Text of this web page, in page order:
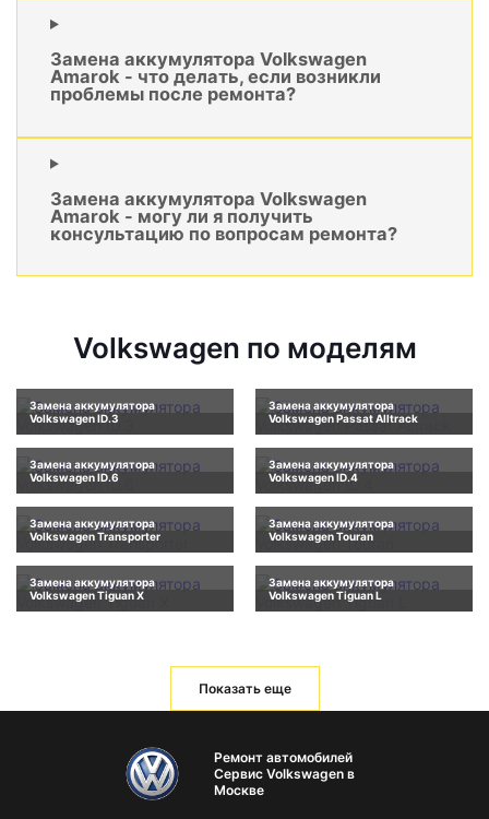
Замена аккумулятора Volkswagen
Amarok - что делать, если возникли
проблемы после ремонта?
Замена аккумулятора Volkswagen
Amarok - могу ли я получить
консультацию по вопросам ремонта?
Volkswagen по моделям
Замена аккумулятора
Volkswagen ID.3
Замена аккумулятора
Volkswagen Passat Alltrack
Замена аккумулятора
Volkswagen ID.6
Замена аккумулятора
Volkswagen ID.4
Замена аккумулятора
Volkswagen Transporter
Замена аккумулятора
Volkswagen Touran
Замена аккумулятора
Volkswagen Tiguan X
Замена аккумулятора
Volkswagen Tiguan L
Показать еще
Ремонт автомобилей
Сервис Volkswagen в
Москве